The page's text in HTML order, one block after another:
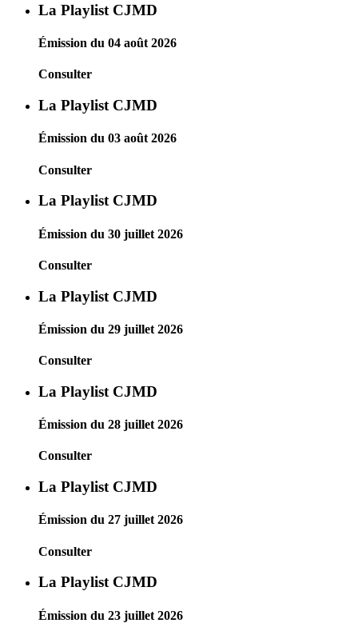
La Playlist CJMD
Émission du 04 août 2026
Consulter
La Playlist CJMD
Émission du 03 août 2026
Consulter
La Playlist CJMD
Émission du 30 juillet 2026
Consulter
La Playlist CJMD
Émission du 29 juillet 2026
Consulter
La Playlist CJMD
Émission du 28 juillet 2026
Consulter
La Playlist CJMD
Émission du 27 juillet 2026
Consulter
La Playlist CJMD
Émission du 23 juillet 2026